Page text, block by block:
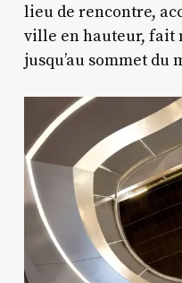
lieu de rencontre,
ville en hauteur, fait
jusqu’au sommet du